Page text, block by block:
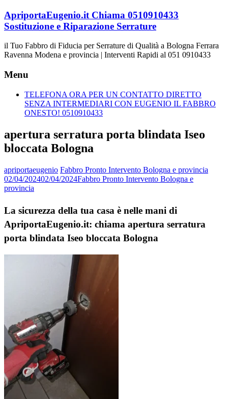
Vai
al
contenuto
ApriportaEugenio.it Chiama 0510910433
Sostituzione e Riparazione Serrature
il Tuo Fabbro di Fiducia per Serrature di Qualità a Bologna Ferrara
Ravenna Modena e provincia | Interventi Rapidi al 051 0910433
Menu
TELEFONA ORA PER UN CONTATTO DIRETTO
SENZA INTERMEDIARI CON EUGENIO IL FABBRO
ONESTO! 0510910433
apertura serratura porta blindata Iseo
bloccata Bologna
apriportaeugenio Fabbro Pronto Intervento Bologna e provincia
02/04/202402/04/2024Fabbro Pronto Intervento Bologna e
provincia
La sicurezza della tua casa è nelle mani di
ApriportaEugenio.it: chiama apertura serratura
porta blindata Iseo bloccata Bologna